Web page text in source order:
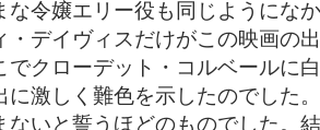
な令嬢エリー役も同じようにな
・デイヴィスだけがこの映画の
でクローデット・コルベールに
に激しく難色を示したのでした
ないと誓うほどのものでした。